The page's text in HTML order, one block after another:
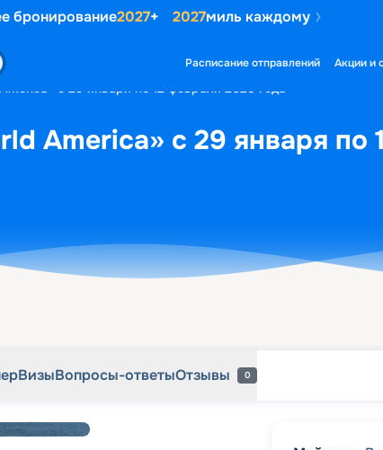
бронирование2027+ 2027миль каждому
Расписание отправлений Акции и
с 29 января по 12 февраля 2028 года
America» с 29 января по
ВизыВопросы-ответыОтзывы 0